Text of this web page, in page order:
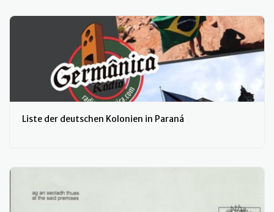
Liste der deutschen Kolonien in Paraná